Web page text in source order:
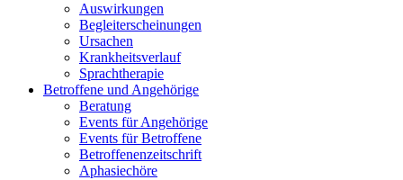
Auswirkungen
Begleiterscheinungen
Ursachen
Krankheitsverlauf
Sprachtherapie
Betroffene und Angehörige
Beratung
Events für Angehörige
Events für Betroffene
Betroffenenzeitschrift
Aphasiechöre